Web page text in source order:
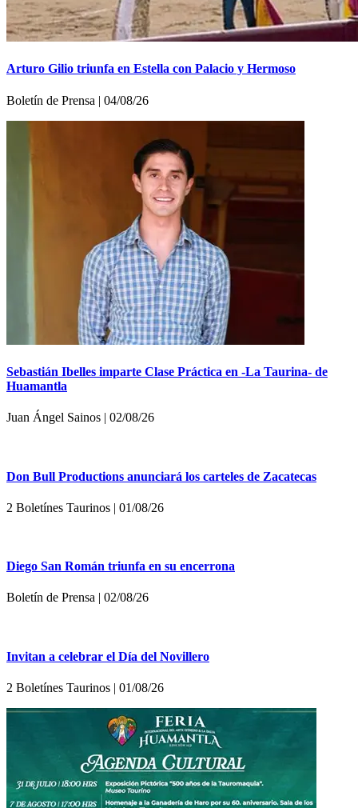
Arturo Gilio triunfa en Estella con Palacio y Hermoso
Boletí­n de Prensa | 04/08/26
Sebastián Ibelles imparte Clase Práctica en -La Taurina- de
Huamantla
Juan Ángel Sainos | 02/08/26
Don Bull Productions anunciará los carteles de Zacatecas
2 Boletínes Taurinos | 01/08/26
Diego San Román triunfa en su encerrona
Boletí­n de Prensa | 02/08/26
Invitan a celebrar el Día del Novillero
2 Boletínes Taurinos | 01/08/26